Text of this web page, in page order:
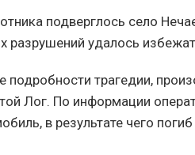
подверглось село
разрушений удалось
подробности трагедии,
Лог. По информации
в результате чего